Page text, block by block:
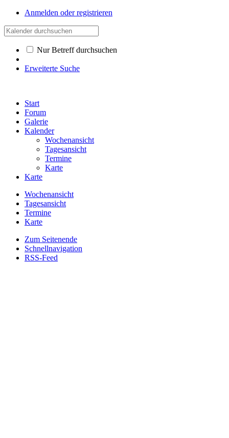
Anmelden oder registrieren
Nur Betreff durchsuchen
Erweiterte Suche
Start
Forum
Galerie
Kalender
Wochenansicht
Tagesansicht
Termine
Karte
Karte
Wochenansicht
Tagesansicht
Termine
Karte
Zum Seitenende
Schnellnavigation
RSS-Feed